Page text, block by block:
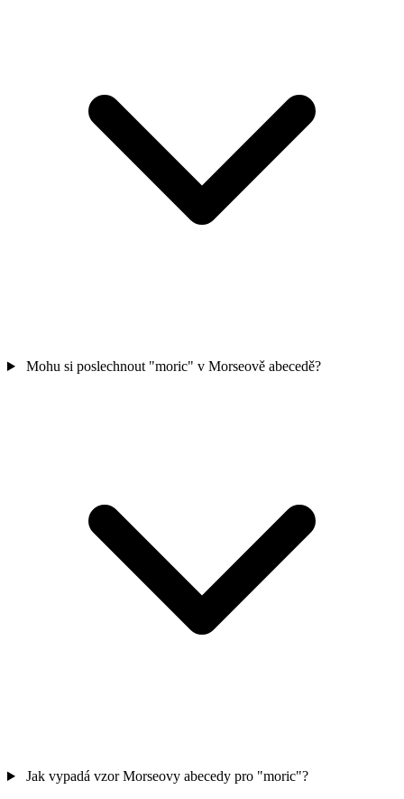
Mohu si poslechnout "moric" v Morseově abecedě?
Jak vypadá vzor Morseovy abecedy pro "moric"?